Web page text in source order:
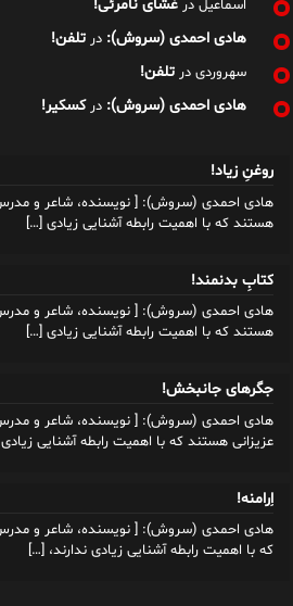
اسماعیل در غشای نامرئی!
هادی احمدی (سروش): در تلفن!
سهروردی در تلفن!
هادی احمدی (سروش): درکسکیر!
روغنِ زیاد!
هستند که با اهمیت رابطه آشنایی زیادی […]
کتابِ بدنمند!
هستند که با اهمیت رابطه آشنایی زیادی […]
جگرهای جانبخش!
عزیزانی هستند که با اهمیت رابطه آشنایی زیادی
اِرامنه!
که با اهمیت رابطه آشنایی زیادی ندارند، […]